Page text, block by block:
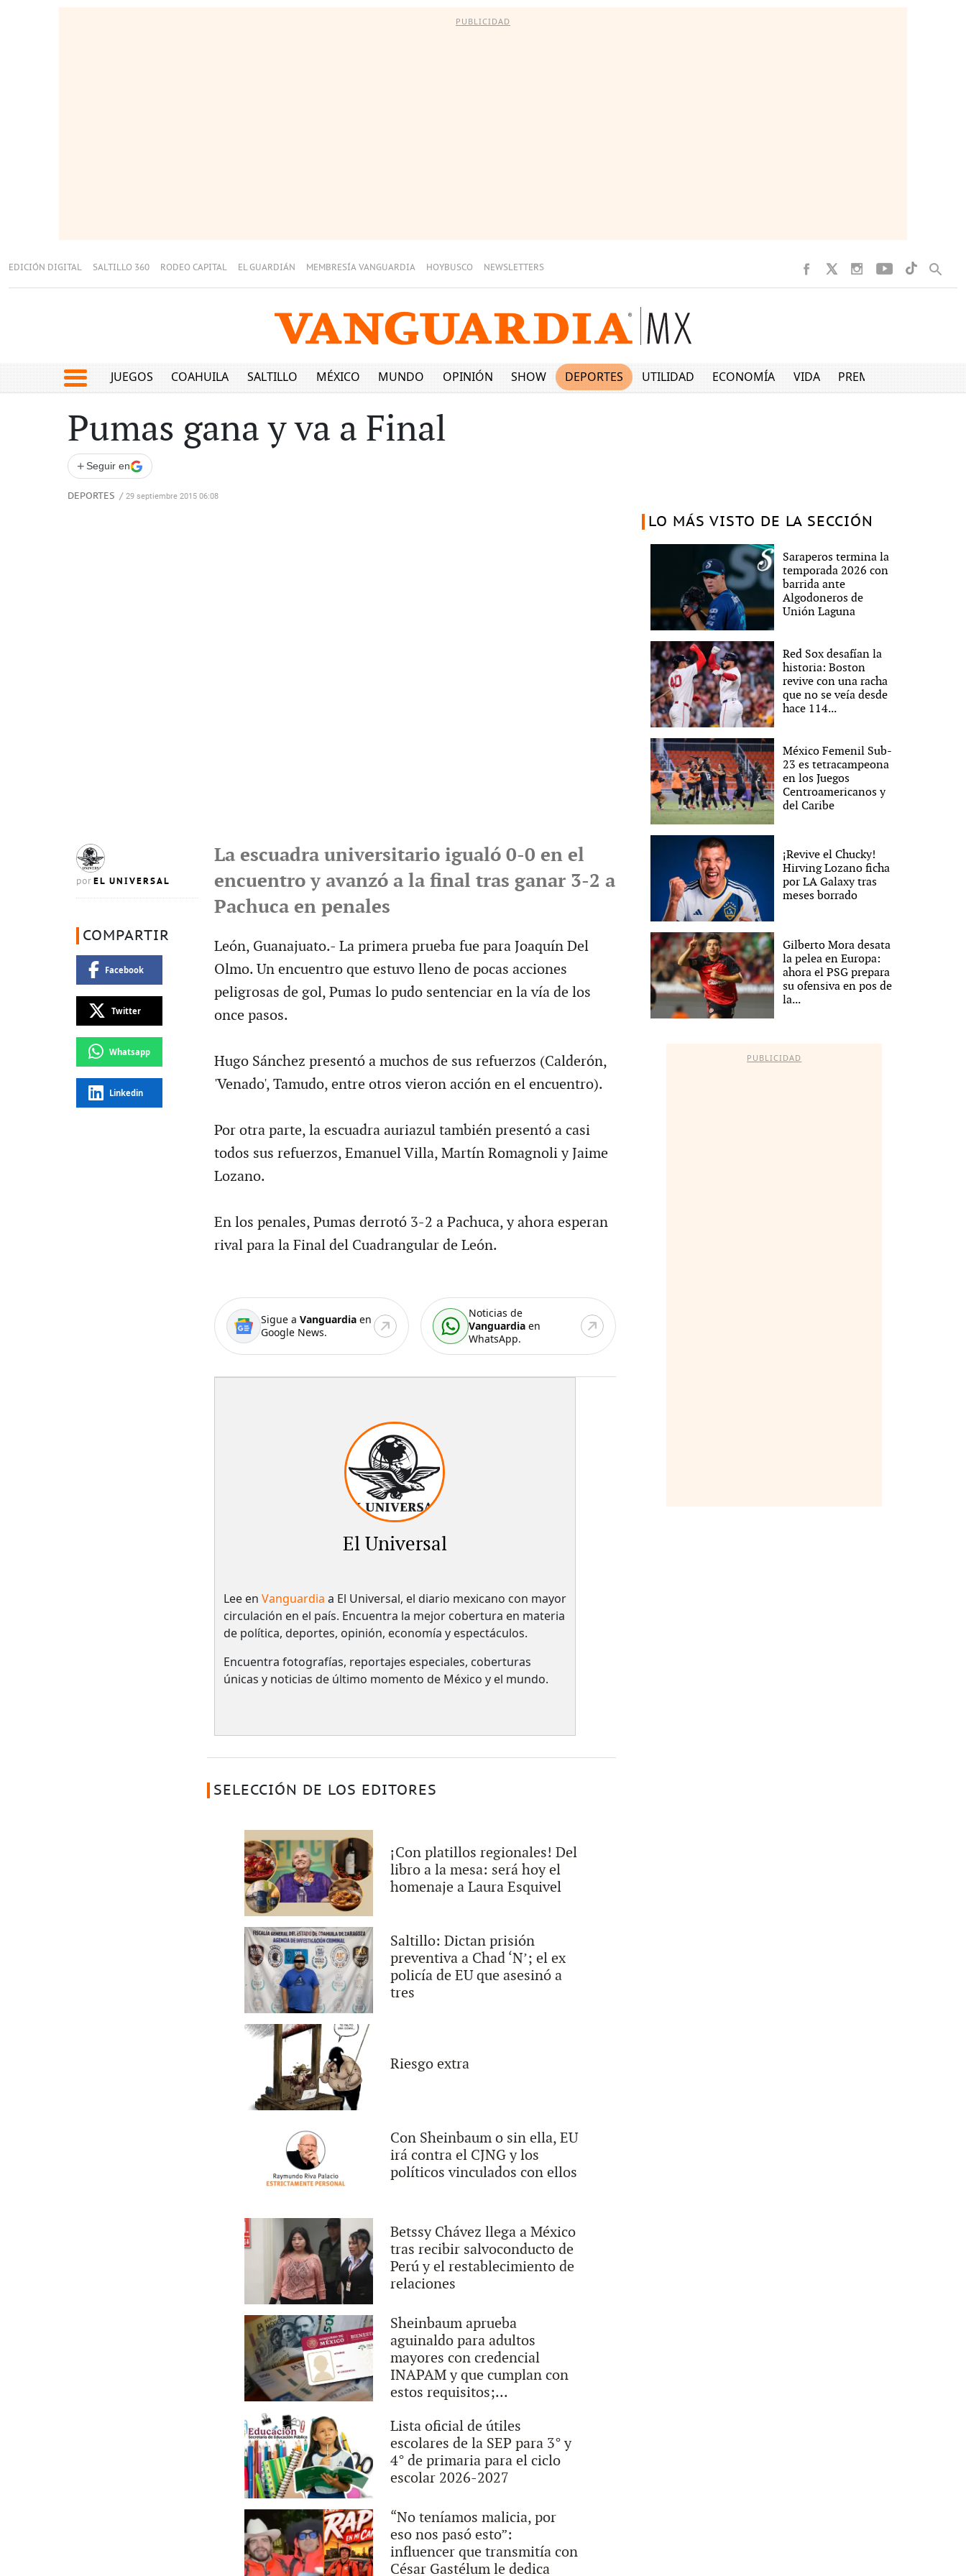
PUBLICIDAD
EDICIÓN DIGITAL SALTILLO 360 RODEO CAPITAL EL GUARDIÁN MEMBRESÍA VANGUARDIA HOYBUSCO NEWSLETTERS
JUEGOS COAHUILA SALTILLO MÉXICO MUNDO OPINIÓN SHOW DEPORTES UTILIDAD ECONOMÍA VIDA PREMIUM
Pumas gana y va a Final
+ Seguir en
DEPORTES / 29 septiembre 2015 06:08
por EL UNIVERSAL
COMPARTIR
Facebook
Twitter
Whatsapp
Linkedin
La escuadra universitario igualó 0-0 en el
encuentro y avanzó a la final tras ganar 3-2 a
Pachuca en penales
León, Guanajuato.- La primera prueba fue para Joaquín Del
Olmo. Un encuentro que estuvo lleno de pocas acciones
peligrosas de gol, Pumas lo pudo sentenciar en la vía de los
once pasos.
Hugo Sánchez presentó a muchos de sus refuerzos (Calderón,
'Venado', Tamudo, entre otros vieron acción en el encuentro).
Por otra parte, la escuadra auriazul también presentó a casi
todos sus refuerzos, Emanuel Villa, Martín Romagnoli y Jaime
Lozano.
En los penales, Pumas derrotó 3-2 a Pachuca, y ahora esperan
rival para la Final del Cuadrangular de León.
Sigue a Vanguardiaen
Google News.
Noticias de
Vanguardia en
WhatsApp.
El Universal
Lee en Vanguardia a El Universal, el diario mexicano con mayor
circulación en el país.​ Encuentra la mejor cobertura en materia
de política, deportes, opinión, economía y espectáculos.
Encuentra fotografías, reportajes especiales, coberturas
únicas y noticias de último momento de México y el mundo.
SELECCIÓN DE LOS EDITORES
¡Con platillos regionales! Del
libro a la mesa: será hoy el
homenaje a Laura Esquivel
Saltillo: Dictan prisión
preventiva a Chad ‘N’; el ex
policía de EU que asesinó a
tres
Riesgo extra
Con Sheinbaum o sin ella, EU
irá contra el CJNG y los
políticos vinculados con ellos
Betssy Chávez llega a México
tras recibir salvoconducto de
Perú y el restablecimiento de
relaciones
Sheinbaum aprueba
aguinaldo para adultos
mayores con credencial
INAPAM y que cumplan con
estos requisitos;...
Lista oficial de útiles
escolares de la SEP para 3° y
4° de primaria para el ciclo
escolar 2026-2027
“No teníamos malicia, por
eso nos pasó esto”:
influencer que transmitía con
César Gastélum le dedica
LO MÁS VISTO DE LA SECCIÓN
Saraperos termina la
temporada 2026 con
barrida ante
Algodoneros de
Unión Laguna
Red Sox desafían la
historia: Boston
revive con una racha
que no se veía desde
hace 114...
México Femenil Sub-
23 es tetracampeona
en los Juegos
Centroamericanos y
del Caribe
¡Revive el Chucky!
Hirving Lozano ficha
por LA Galaxy tras
meses borrado
Gilberto Mora desata
la pelea en Europa:
ahora el PSG prepara
su ofensiva en pos de
la...
PUBLICIDAD